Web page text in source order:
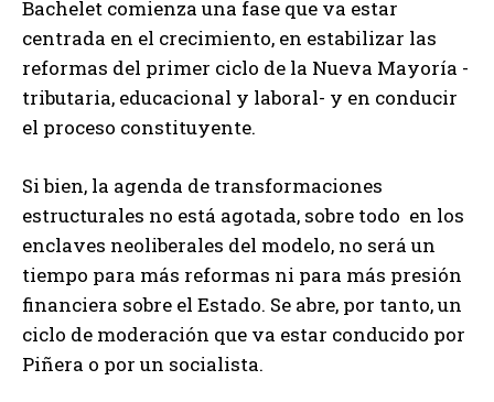
Bachelet comienza una fase que va estar
centrada en el crecimiento, en estabilizar las
reformas del primer ciclo de la Nueva Mayoría -
tributaria, educacional y laboral- y en conducir
el proceso constituyente.
Si bien, la agenda de transformaciones
estructurales no está agotada, sobre todo en los
enclaves neoliberales del modelo, no será un
tiempo para más reformas ni para más presión
financiera sobre el Estado. Se abre, por tanto, un
ciclo de moderación que va estar conducido por
Piñera o por un socialista.